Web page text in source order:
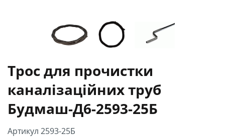
Трос для прочистки
каналізаційних труб
Будмаш-Д6-2593-25Б
Артикул 2593-25Б